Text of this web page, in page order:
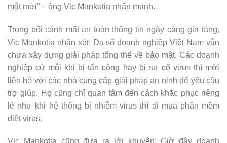
mật mới” – ông Vic Mankotia nhấn mạnh.
Trong bối cảnh mất an toàn thông tin ngày càng gia tăng,
Vic Mankotia nhận xét: Đa số doanh nghiệp Việt Nam vẫn
chưa xây dựng giải pháp tổng thể về bảo mật. Các doanh
nghiệp cứ mỗi khi bị tấn công hay bị sự cố virus thì mới
liên hệ với các nhà cung cấp giải pháp an ninh để yêu cầu
trợ giúp. Họ cũng chỉ quan tâm đến cách khắc phục riêng
lẻ như khi hệ thống bị nhiễm virus thì đi mua phần mềm
diệt virus.